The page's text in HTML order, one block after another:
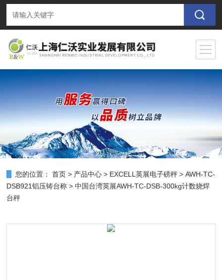
您的位置： 首页 > 产品中心 > EXCELL英展电子磅秤 >AWH-TC-
DSB921铝压铸台称 > 中国台湾英展AWH-TC-DSB-300kg计数烧焊
台秤